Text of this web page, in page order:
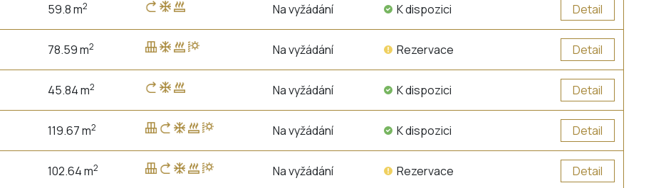
59.8 m2 Na vyžádání K dispozici Detail
78.59 m2 Na vyžádání Rezervace Detail
45.84 m2 Na vyžádání K dispozici Detail
119.67 m2 Na vyžádání K dispozici Detail
102.64 m2 Na vyžádání Rezervace Detail